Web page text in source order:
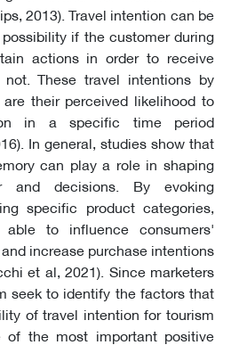
2013). Travel intention can be
if the customer during
actions in order to receive
These travel intentions by
their perceived likelihood to
in a specific time period
In general, studies show that
can play a role in shaping
and decisions. By evoking
specific product categories,
to influence consumers'
increase purchase intentions
et al, 2021). Since marketers
seek to identify the factors that
of travel intention for tourism
of the most important positive